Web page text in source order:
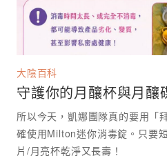
大陰百科
守護你的月釀杯與月釀
所以今天，凱娜團隊真的要用「
確使用Milton迷你消毒錠。只要